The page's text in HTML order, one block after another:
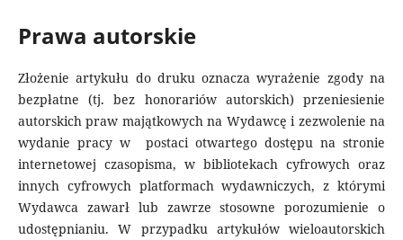
Prawa autorskie
Złożenie artykułu do druku oznacza wyrażenie zgody na
bezpłatne (tj. bez honorariów autorskich) przeniesienie
autorskich praw majątkowych na Wydawcę i zezwolenie na
wydanie pracy w postaci otwartego dostępu na stronie
internetowej czasopisma, w bibliotekach cyfrowych oraz
innych cyfrowych platformach wydawniczych, z którymi
Wydawca zawarł lub zawrze stosowne porozumienie o
udostępnianiu. W przypadku artykułów wieloautorskich